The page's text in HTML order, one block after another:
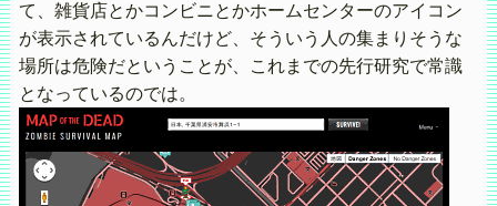
て、雑貨店とかコンビニとかホームセンターのアイコン
が表示されているんだけど、そういう人の集まりそうな
場所は危険だということが、これまでの先行研究で常識
となっているのでは。